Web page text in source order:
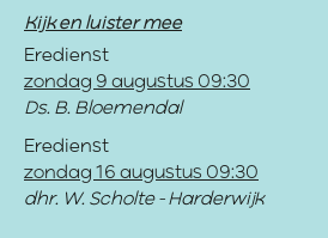
Kijk en luister mee
Eredienst
zondag 9 augustus 09:30
Ds. B. Bloemendal
Eredienst
zondag 16 augustus 09:30
dhr. W. Scholte - Harderwijk